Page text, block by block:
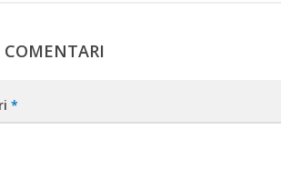
*